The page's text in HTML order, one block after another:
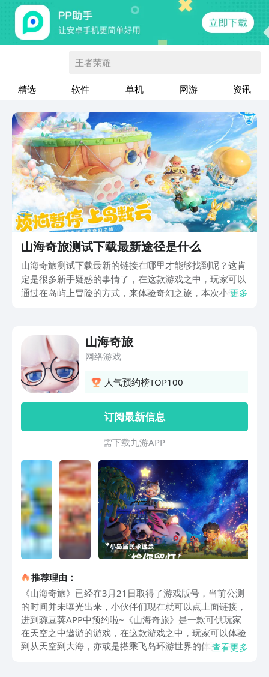
王者荣耀
精选 软件 单机 网游 资讯
山海奇旅测试下载最新途径是什么
山海奇旅测试下载最新的链接在哪里才能够找到呢？这肯
定是很多新手疑惑的事情了，在这款游戏之中，玩家可以
通过在岛屿上冒险的方式，来体验奇幻之旅，本次小编就
更多
山海奇旅
网络游戏
人气预约榜TOP100
订阅最新信息
需 下 载 九 游 A P P
推荐理由：
《山海奇旅》已经在3月21日取得了游戏版号，当前公测
的时间并未曝光出来，小伙伴们现在就可以点上面链接，
进到豌豆荚APP中预约啦~《山海奇旅》是一款可供玩家
在天空之中遨游的游戏，在这款游戏之中，玩家可以体验
到从天空到大海，亦或是搭乘飞岛环游世界的体验，在环
查看更多